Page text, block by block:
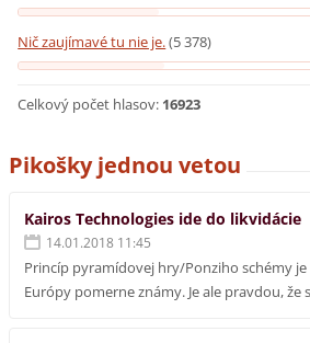
Nič zaujímavé tu nie je.(5 378)
Celkový počet hlasov: 16923
Pikošky jednou vetou
Kairos Technologies ide do likvidácie
14.01.2018 11:45
Princíp pyramídovej hry/Ponziho schémy
Európy pomerne známy. Je ale pravdou, že